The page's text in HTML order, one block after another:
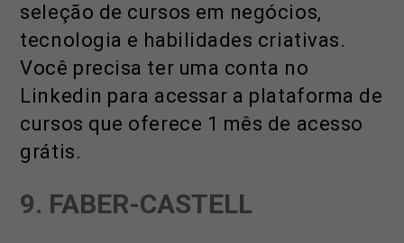
seleção de cursos em negócios,
tecnologia e habilidades criativas.
Você precisa ter uma conta no
Linkedin para acessar a plataforma de
cursos que oferece 1 mês de acesso
grátis.
9. FABER-CASTELL